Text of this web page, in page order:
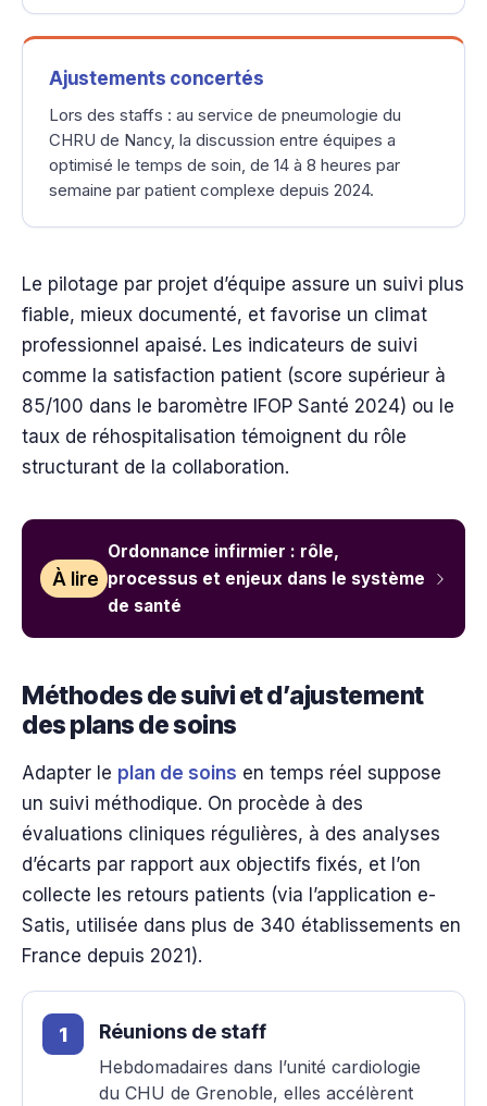
Ajustements concertés
Lors des staffs : au service de pneumologie du
CHRU de Nancy, la discussion entre équipes a
optimisé le temps de soin, de 14 à 8 heures par
semaine par patient complexe depuis 2024.
Le pilotage par projet d’équipe assure un suivi plus
fiable, mieux documenté, et favorise un climat
professionnel apaisé. Les indicateurs de suivi
comme la satisfaction patient (score supérieur à
85/100 dans le baromètre IFOP Santé 2024) ou le
taux de réhospitalisation témoignent du rôle
structurant de la collaboration.
À lire
Ordonnance infirmier : rôle,
processus et enjeux dans le système
de santé
Méthodes de suivi et d’ajustement
des plans de soins
Adapter le plan de soins en temps réel suppose
un suivi méthodique. On procède à des
évaluations cliniques régulières, à des analyses
d’écarts par rapport aux objectifs fixés, et l’on
collecte les retours patients (via l’application e-
Satis, utilisée dans plus de 340 établissements en
France depuis 2021).
Réunions de staff
Hebdomadaires dans l’unité cardiologie
du CHU de Grenoble, elles accélèrent